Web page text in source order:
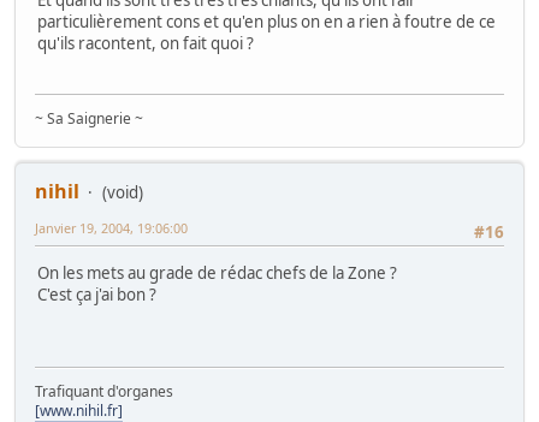
particulièrement cons et qu'en plus on en a rien à foutre de ce
qu'ils racontent, on fait quoi ?
~ Sa Saignerie ~
nihil
(void)
#16
Janvier 19, 2004, 19:06:00
On les mets au grade de rédac chefs de la Zone ?
C'est ça j'ai bon ?
Trafiquant d'organes
[www.nihil.fr]